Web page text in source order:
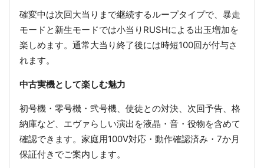
確変中は次回大当りまで継続するループタイプで、暴走
モードと新生モードでは小当りRUSHによる出玉増加を
楽しめます。通常大当り終了後には時短100回が付与さ
れます。
中古実機として楽しむ魅力
初号機・零号機・弐号機、使徒との対決、次回予告、格
納庫など、エヴァらしい演出を液晶・音・役物を含めて
確認できます。家庭用100V対応・動作確認済み・7か月
保証付きでご案内します。